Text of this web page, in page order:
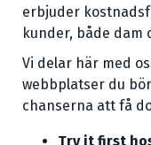
erbjuder
kunder, både dam
Vi delar här med
webbplatser du
chanserna att få
Try it first